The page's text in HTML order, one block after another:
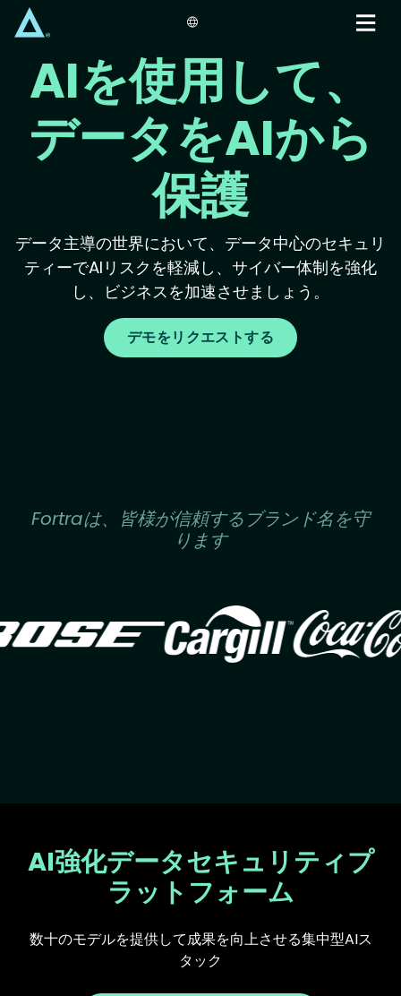
main
content
AIを使用して、
データをAIから
保護
データ主導の世界において、データ中心のセキュリ
ティーでAIリスクを軽減し、サイバー体制を強化
し、ビジネスを加速させましょう。
デモをリクエストする
Fortraは、皆様が信頼するブランド名を守
ります
Image
AI強化データセキュリティプ
ラットフォーム
数十のモデルを提供して成果を向上させる集中型AIス
タック